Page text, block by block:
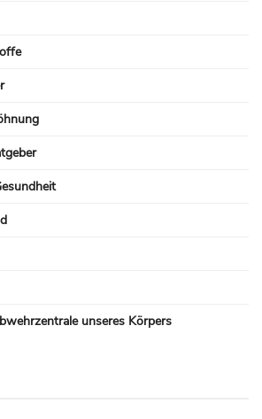
unseres Körpers